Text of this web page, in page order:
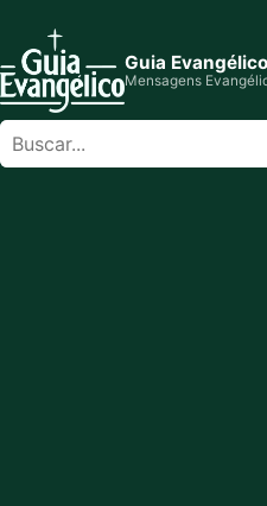
Guia Evangélico
Mensagens
Buscar
no